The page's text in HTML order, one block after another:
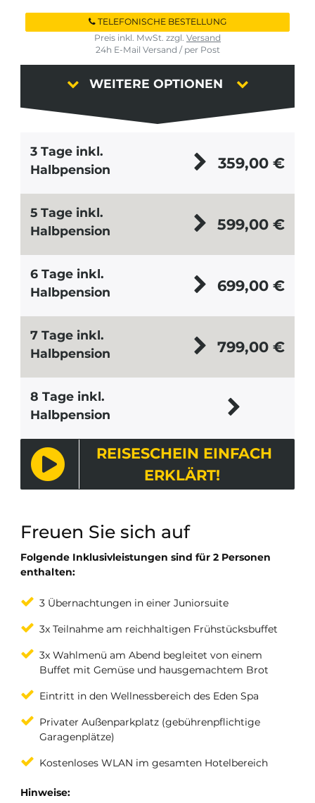
Freuen Sie sich auf
Folgende Inklusivleistungen sind für 2 Personen
enthalten:
3 Übernachtungen in einer Juniorsuite
3x Teilnahme am reichhaltigen Frühstücksbuffet
3x Wahlmenü am Abend begleitet von einem
Buffet mit Gemüse und hausgemachtem Brot
Eintritt in den Wellnessbereich des Eden Spa
Privater Außenparkplatz (gebührenpflichtige
Garagenplätze)
Kostenloses WLAN im gesamten Hotelbereich
Hinweise:
TELEFONISCHE BESTELLUNG
Preis inkl. MwSt. zzgl. Versand
24h E-Mail Versand / per Post
WEITERE OPTIONEN
3 Tage inkl.
Halbpension
359,00 €
5 Tage inkl.
Halbpension
599,00 €
6 Tage inkl.
Halbpension
699,00 €
7 Tage inkl.
Halbpension
799,00 €
8 Tage inkl.
Halbpension
REISESCHEIN EINFACH
ERKLÄRT!